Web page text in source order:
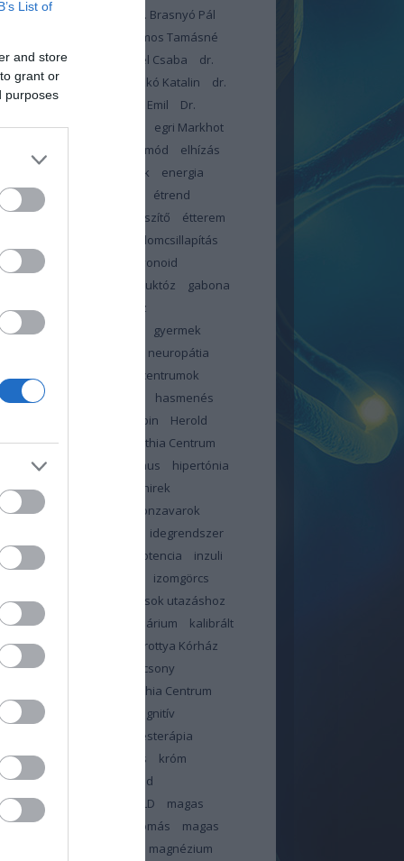
List of
and store
grant or
purposes
dr. Blatniczky László
Dr. Brasnyó Pál
Dr. Halmos Tamásné
Eleonóra
Dr. Lengyel Csaba
dr.
dr. Kiss Éva
Dr. Piczkó Katalin
dr.
István
dr. Toldy-Schedel Emil
Dr.
Tamás
egri Markhot
életmód
elhízás
emésztési panaszok
energia
étrend
kiegészítő
étrendkiegészítő
étterem
fájdalomcsillapítás
február
flavonoid
fruktóz
gabona
glikémiás index
glükóz
gyermek
gyermek neuropátia
gyermek neuropátia centrumok
gyümölcscukor
hasmenés
hemoglobin
Herold
Heves Megyei Neuropathia Centrum
hiperinzulinizmus
hipertónia
hirek
hormonzavarok
idegrendszer
immunrendszer impotencia
inzuli
izomgörcs
január
jó tanácsok utazáshoz
június kalendárium
kalibrált
kálium
Kanizsai Dorottya Kórház
orvossal
karácsony
Kelet-pesti Neuropathia Centrum
klór
kognitív
kognitív viselkedésterápia
kolin koronavírus
króm
lelki állóképesség
lipid
MAFLD
magas
magas vérnyomás
magas
magnézium